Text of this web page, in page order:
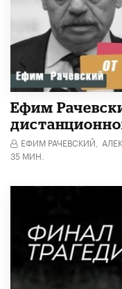
Ефим
ЕФИМ РАЧЕВСКИЙ,
35 МИН.